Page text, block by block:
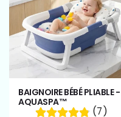
:
BAIGNOIRE BÉBÉ PLIABLE -
AQUASPA™
(7)